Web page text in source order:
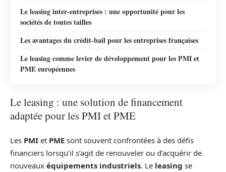
Le leasing inter-entreprises : une opportunité pour les
sociétés de toutes tailles
Les avantages du crédit-bail pour les entreprises françaises
Le leasing comme levier de développement pour les PMI et
PME européennes
Le leasing : une solution de financement
adaptée pour les PMI et PME
Les PMI et PME sont souvent confrontées à des défis
financiers lorsqu’il s’agit de renouveler ou d’acquérir de
nouveaux équipements industriels. Le leasing se